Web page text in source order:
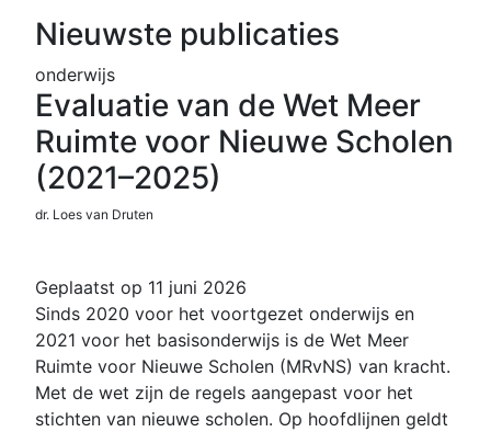
Nieuwste publicaties
onderwijs
Evaluatie van de Wet Meer
Ruimte voor Nieuwe Scholen
(2021–2025)
dr. Loes van Druten
Geplaatst op 11 juni 2026
Sinds 2020 voor het voortgezet onderwijs en
2021 voor het basisonderwijs is de Wet Meer
Ruimte voor Nieuwe Scholen (MRvNS) van kracht.
Met de wet zijn de regels aangepast voor het
stichten van nieuwe scholen. Op hoofdlijnen geldt